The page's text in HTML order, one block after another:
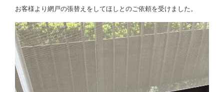
お客様より網戸の張替えをしてほしとのご依頼を受けました。